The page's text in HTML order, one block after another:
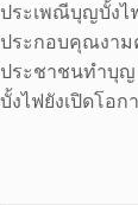
ประเพณีบุญบั้งไ
ประกอบคุณงาม
ประชาชนทำบุญ
บั้งไฟยังเปิดโอ